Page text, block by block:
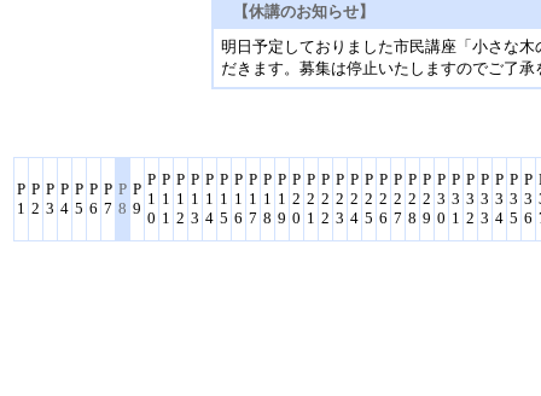
【休講のお知らせ】
明日予定しておりました市民講座「小さな
だきます。募集は停止いたしますのでご了
P
1
P
2
P
3
P
4
P
5
P
6
P
7
P
8
P
9
P
1
0
P
1
1
P
1
2
P
1
3
P
1
4
P
1
5
P
1
6
P
1
7
P
1
8
P
1
9
P
2
0
P
2
1
P
2
2
P
2
3
P
2
4
P
2
5
P
2
6
P
2
7
P
2
8
P
2
9
P
3
0
P
3
1
P
3
2
P
3
3
P
3
4
P
3
5
P
3
6